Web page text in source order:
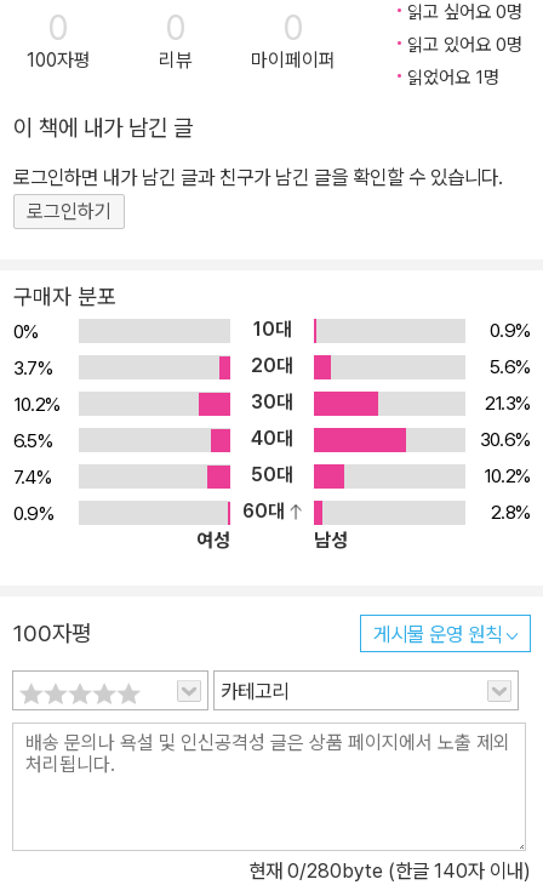
0
100자평
0
리뷰
0
마이페이퍼
읽고 싶어요 0명
읽고 있어요 0명
읽었어요 1명
이 책에 내가 남긴 글
로그인하면 내가 남긴 글과 친구가 남긴 글을 확인할 수 있습니다.
로그인하기
구매자 분포
0% 10대
0.9%
3.7%
20대
5.6%
10.2%
30대
21.3%
6.5%
40대
30.6%
7.4%
50대
10.2%
0.9%
60대
2.8%
여성
남성
100자평 게시물 운영 원칙
카테고리
현재 0/280byte (한글 140자 이내)